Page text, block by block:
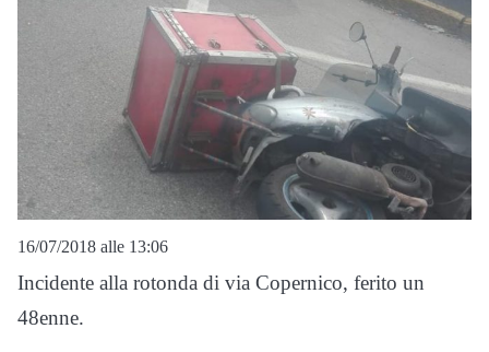
16/07/2018 alle 13:06
Incidente alla rotonda di via Copernico, ferito un
48enne.